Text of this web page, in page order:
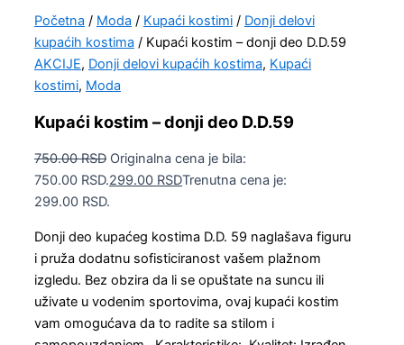
Početna / Moda / Kupaći kostimi / Donji delovi
kupaćih kostima / Kupaći kostim – donji deo D.D.59
AKCIJE, Donji delovi kupaćih kostima, Kupaći
kostimi, Moda
Kupaći kostim – donji deo D.D.59
750.00RSD Originalna cena je bila:
750.00 RSD.299.00 RSDTrenutna cena je:
299.00 RSD.
Donji deo kupaćeg kostima D.D. 59 naglašava figuru
i pruža dodatnu sofisticiranost vašem plažnom
izgledu. Bez obzira da li se opuštate na suncu ili
uživate u vodenim sportovima, ovaj kupaći kostim
vam omogućava da to radite sa stilom i